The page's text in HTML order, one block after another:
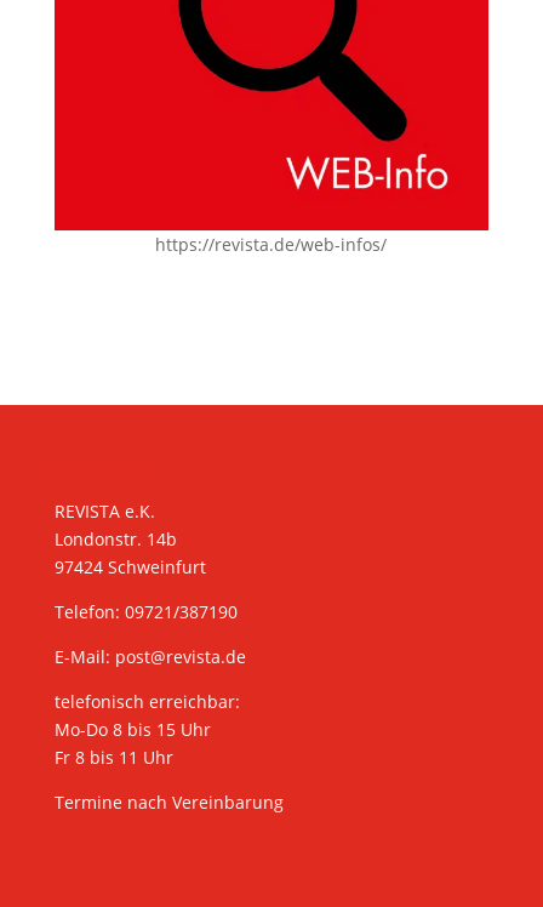
https://revista.de/web-infos/
REVISTA e.K.
Londonstr. 14b
97424 Schweinfurt
Telefon: 09721/387190
E-Mail: post@revista.de
telefonisch erreichbar:
Mo-Do 8 bis 15 Uhr
Fr 8 bis 11 Uhr
Termine nach Vereinbarung